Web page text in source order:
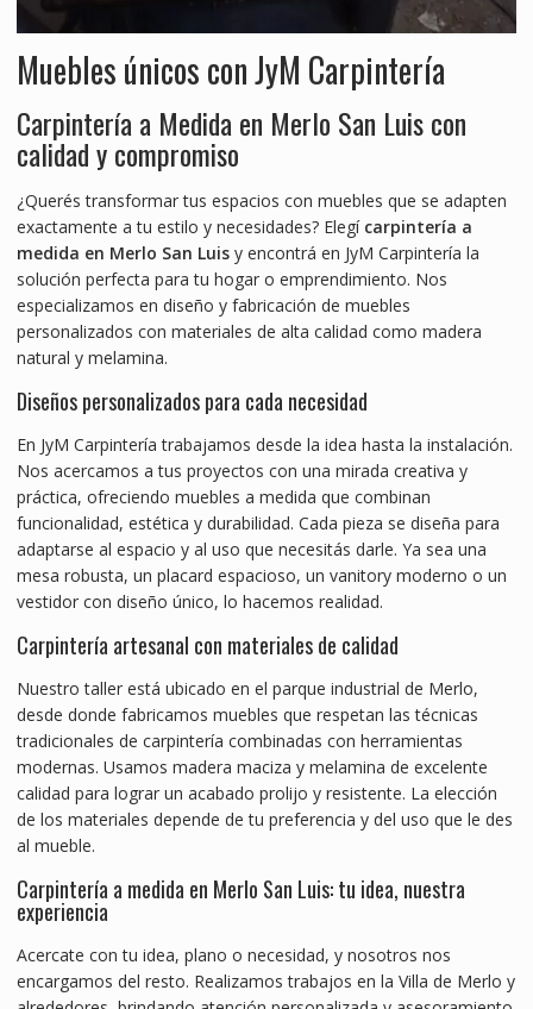
Muebles únicos con JyM Carpintería
Carpintería a Medida en Merlo San Luis con
calidad y compromiso
¿Querés transformar tus espacios con muebles que se adapten
exactamente a tu estilo y necesidades? Elegí carpintería a
medida en Merlo San Luisy encontrá en JyM Carpintería la
solución perfecta para tu hogar o emprendimiento. Nos
especializamos en diseño y fabricación de muebles
personalizados con materiales de alta calidad como madera
natural y melamina.
Diseños personalizados para cada necesidad
En JyM Carpintería trabajamos desde la idea hasta la instalación.
Nos acercamos a tus proyectos con una mirada creativa y
práctica, ofreciendo muebles a medida que combinan
funcionalidad, estética y durabilidad. Cada pieza se diseña para
adaptarse al espacio y al uso que necesitás darle. Ya sea una
mesa robusta, un placard espacioso, un vanitory moderno o un
vestidor con diseño único, lo hacemos realidad.
Carpintería artesanal con materiales de calidad
Nuestro taller está ubicado en el parque industrial de Merlo,
desde donde fabricamos muebles que respetan las técnicas
tradicionales de carpintería combinadas con herramientas
modernas. Usamos madera maciza y melamina de excelente
calidad para lograr un acabado prolijo y resistente. La elección
de los materiales depende de tu preferencia y del uso que le des
al mueble.
Carpintería a medida en Merlo San Luis: tu idea, nuestra
experiencia
Acercate con tu idea, plano o necesidad, y nosotros nos
encargamos del resto. Realizamos trabajos en la Villa de Merlo y